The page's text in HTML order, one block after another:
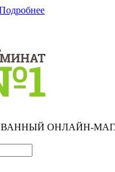
ОНЛАЙН-